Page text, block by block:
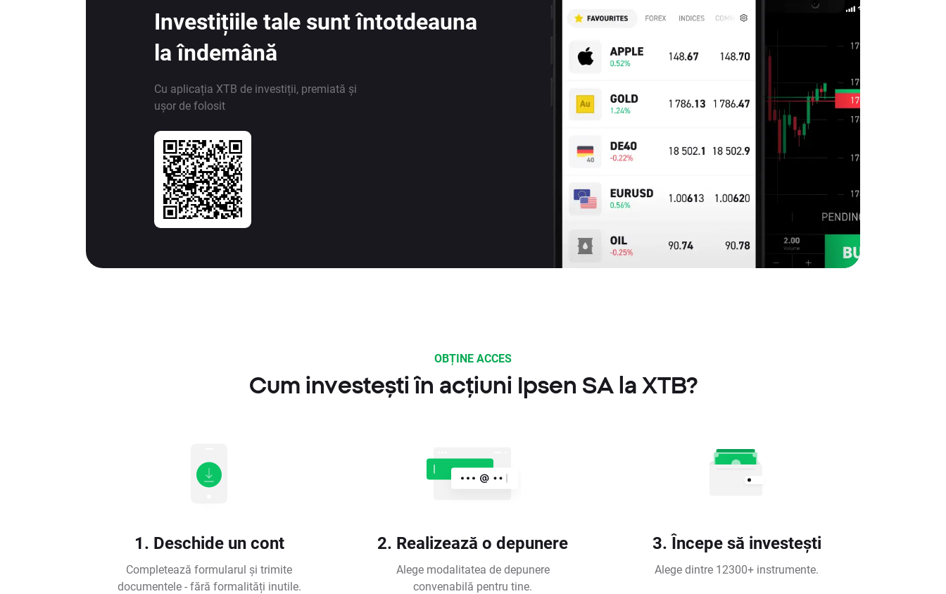
Investițiile tale sunt întotdeauna
la îndemână
Cu aplicația XTB de investiții, premiată și
ușor de folosit
OBȚINE ACCES
Cum investești în acțiuni Ipsen SA la XTB?
1. Deschide un cont
Completează formularul și trimite
documentele - fără formalități inutile.
2. Realizează o depunere
Alege modalitatea de depunere
convenabilă pentru tine.
3. Începe să investești
Alege dintre 12300+ instrumente.